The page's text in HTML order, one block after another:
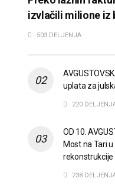
izvlačili milione iz
503 DELJENJA
uplata za
220
OD 10.
Most na Tari
238